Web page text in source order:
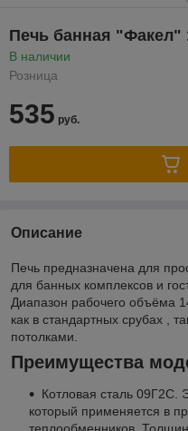
Печь банная "Факел"
В наличии
Розница
535 руб.
Описание
Печь предназначена для
для банных комплексов и
Диапазон рабочего объёма
как в стандартных срубах ,
потолками.
Преимущества
Котловая сталь 09Г2С.
который применяется в